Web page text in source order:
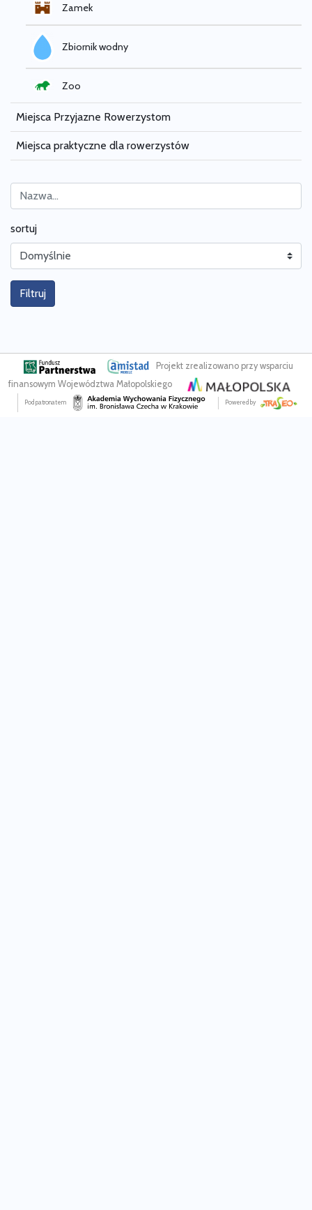
Zamek
Zbiornik wodny
Zoo
Miejsca Przyjazne Rowerzystom
Miejsca praktyczne dla rowerzystów
sortuj
Filtruj
Projekt zrealizowano przy wsparciu
finansowym Województwa Małopolskiego
Pod patronatem Powered by